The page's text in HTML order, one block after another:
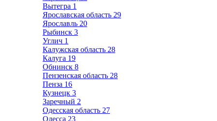
Вытегра 1
Ярославская область 29
Ярославль 20
Рыбинск 3
Углич 1
Калужская область 28
Калуга 19
Обнинск 8
Пензенская область 28
Пенза 16
Кузнецк 3
Заречный 2
Одесская область 27
Одесса 23